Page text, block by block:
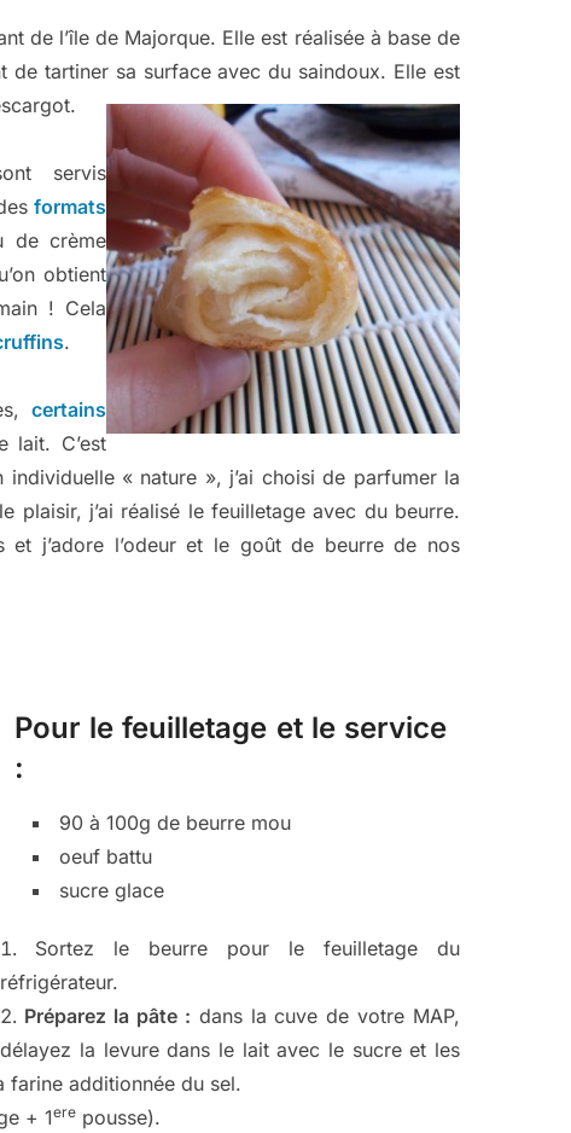
de l’île de Majorque. Elle est réalisée à base de
de tartiner sa surface avec du saindoux. Elle est
servis
formats
de crème
obtient
! Cela
.
certains
lait. C’est
« nature », j’ai choisi de parfumer la
plaisir, j’ai réalisé le feuilletage avec du beurre.
et j’adore l’odeur et le goût de beurre de nos
Pour le feuilletage et le service
:
90 à 100g de beurre mou
oeuf battu
sucre glace
Sortez le beurre pour le feuilletage du
réfrigérateur.
Préparez la pâte : dans la cuve de votre MAP,
délayez la levure dans le lait avec le sucre et les
farine additionnée du sel.
+ 1ere pousse).